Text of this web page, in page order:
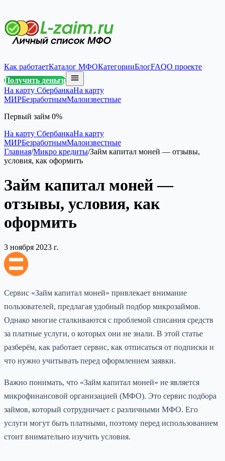
Как работаетКаталог МФОКатегорииБлогFAQО проекте
Получить деньги
На карту СбербанкаНа карту
МИРБезработнымМалоизвестные
Первый займ 0%
На карту СбербанкаНа карту
МИРБезработнымМалоизвестные
Главная/Микро кредиты/Займ капитал моней — отзывы,
условия, как оформить
Займ капитал моней —
отзывы, условия, как
оформить
3 ноября 2023 г.
Сервис «Займ капитал моней» привлекает внимание
пользователей, предлагая удобный подбор микрозаймов.
Однако многие сталкиваются с проблемой списания средств
за платные услуги, о которых они не знали. В этой статье
разберём, как работает сервис, как отписаться от подписки и
что нужно учитывать перед оформлением заявки.
Важно понимать, что «Займ капитал моней» не является
микрофинансовой организацией (МФО). Это сервис подбора
займов, который сотрудничает с различными МФО. Его
услуги могут быть платными, поэтому перед использованием
стоит внимательно изучить условия.